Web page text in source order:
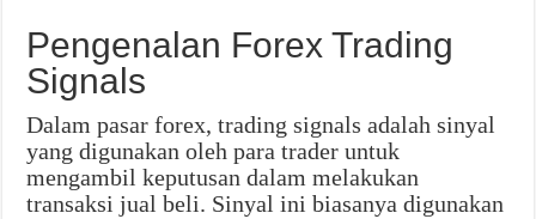
Pengenalan Forex Trading
Signals
Dalam pasar forex, trading signals adalah sinyal
yang digunakan oleh para trader untuk
mengambil keputusan dalam melakukan
transaksi jual beli. Sinyal ini biasanya digunakan